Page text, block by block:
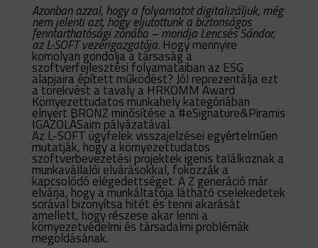
Azonban azzal, hogy a folyamatot digitalizáljuk, még
nem jelenti azt, hogy eljutottunk a biztonságos
fenntarthatósági zónába – mondja Lencsés Sándor,
az L-SOFT vezérigazgatója.Hogy mennyire
komolyan gondolja a társaság a
szoftverfejlesztési folyamataiban az ESG
alapjaira épített működést? Jól reprezentálja ezt
a törekvést a tavaly a HRKOMM Award
Környezettudatos munkahely kategóriában
elnyert BRONZ minősítése a#eSignature&Piramis
IGAZOLÁSaim pályázatával.
Az L-SOFT ügyfelek visszajelzései egyértelműen
mutatják, hogy a környezettudatos
szoftverbevezetési projektek igenis találkoznak a
munkavállalói elvárásokkal, fokozzák a
kapcsolódó elégedettséget. A Z generáció már
elvárja, hogy a munkáltatója látható cselekedetek
sorával bizonyítsa hitét és tenni akarását
amellett, hogy részese akar lenni a
környezetvédelmi és társadalmi problémák
megoldásának.